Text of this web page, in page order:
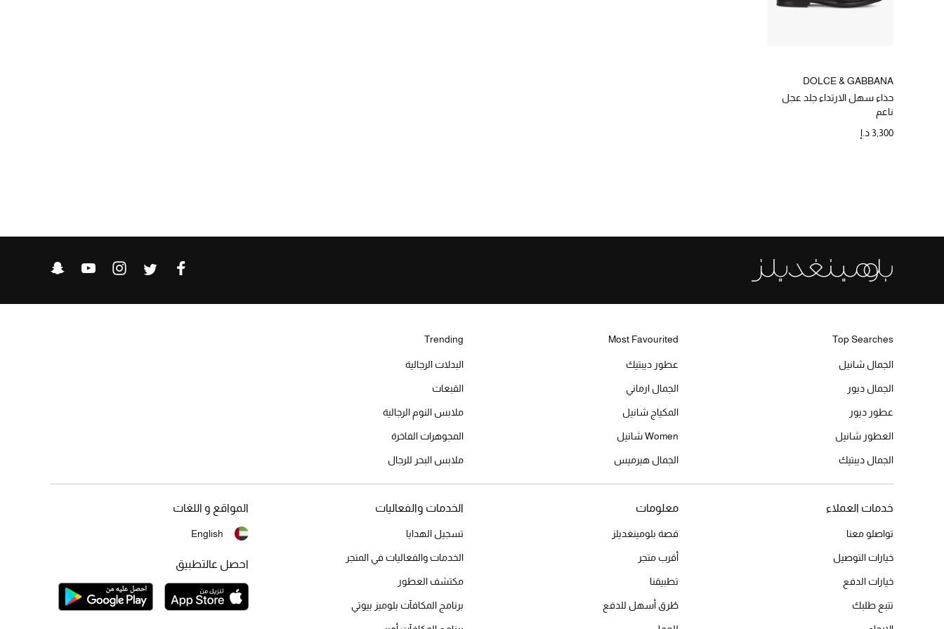
DOLCE & GABBANA
حذاء سهل الارتداء جلد عجل
ناعم
3,300 د.إ
Top Searches
الجمال شانيل
الجمال ديور
عطور ديور
العطور شانيل
الجمال ديبتيك
Most Favourited
عطور ديبتيك
الجمال ارماني
المكياج شانيل
Women شانيل
الجمال هيرميس
Trending
البدلات الرجالية
القبعات
ملابس النوم الرجالية
المجوهرات الفاخرة
ملابس البحر للرجال
خدمات العملاء
تواصلو معنا
خيارات التوصيل
خيارات الدفع
تتبع طلبك
معلومات
قصة بلومينغديلز
أقرب متجر
تطبيقنا
طُرق أسهل للدفع
الخدمات والفعاليات
تسجيل الهدايا
الخدمات والفعاليات في المتجر
مكتشف العطور
برنامج المكافآت بلوميز بيوتي
المواقع و اللغات
English
احصل عالتطبيق